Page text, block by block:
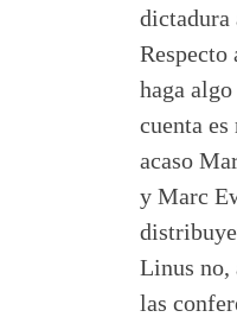
dictadura
Respecto
haga
cuenta
acaso
y Marc
Linus no,
las